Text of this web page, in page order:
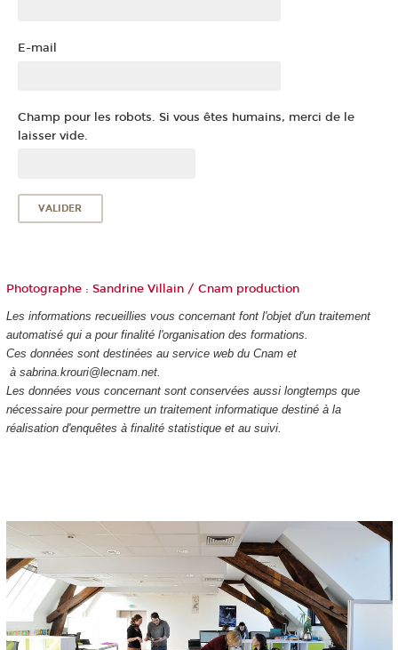
E-mail
Champ pour les robots. Si vous êtes humains, merci de le
laisser vide.
Photographe : Sandrine Villain / Cnam production
Les informations recueillies vous concernant font l'objet d'un traitement
automatisé qui a pour finalité l'organisation des formations.
Ces données sont destinées au service web du Cnam et
à sabrina.krouri@lecnam.net.
Les données vous concernant sont conservées aussi longtemps que
nécessaire pour permettre un traitement informatique destiné à la
réalisation d'enquêtes à finalité statistique et au suivi.